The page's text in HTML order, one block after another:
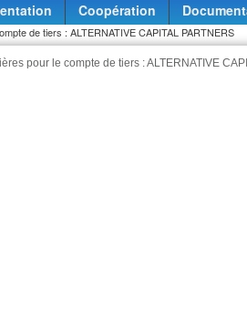
Coopération
de tiers : ALTERNATIVE CAPITAL PARTNERS
pour le compte de tiers : ALTERNATIVE